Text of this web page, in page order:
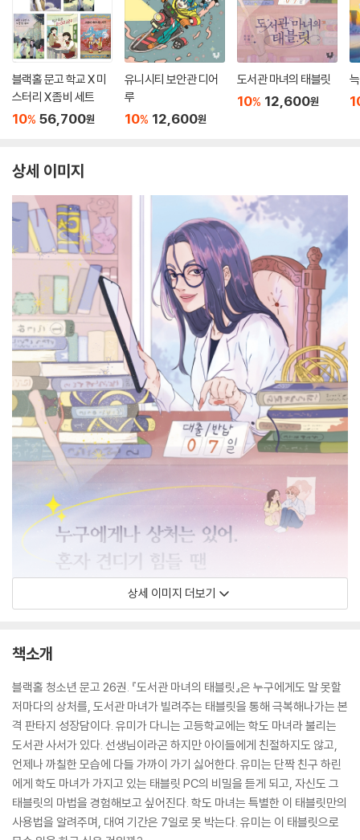
블랙홀 문고 학교 X 미
스터리 X 좀비 세트
10% 56,700원
유니시티 보안관 디어
루
10% 12,600원
도서관 마녀의 태블릿
10% 12,600원
상세 이미지
상세 이미지 더보기
책소개
블랙홀 청소년 문고 26권. 『도서관 마녀의 태블릿』은 누구에게도 말 못할
저마다의 상처를, 도서관 마녀가 빌려주는 태블릿을 통해 극복해나가는 본
격 판타지 성장담이다. 유미가 다니는 고등학교에는 학도 마녀라 불리는
도서관 사서가 있다. 선생님이라곤 하지만 아이들에게 친절하지도 않고,
언제나 까칠한 모습에 다들 가까이 가기 싫어한다. 유미는 단짝 친구 하린
에게 학도 마녀가 가지고 있는 태블릿 PC의 비밀을 듣게 되고, 자신도 그
태블릿의 마법을 경험해보고 싶어진다. 학도 마녀는 특별한 이 태블릿만의
사용법을 알려주며, 대여 기간은 7일로 못 박는다. 유미는 이 태블릿으로